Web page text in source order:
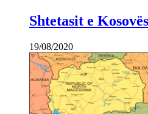
Shtetasit e
19/08/2020